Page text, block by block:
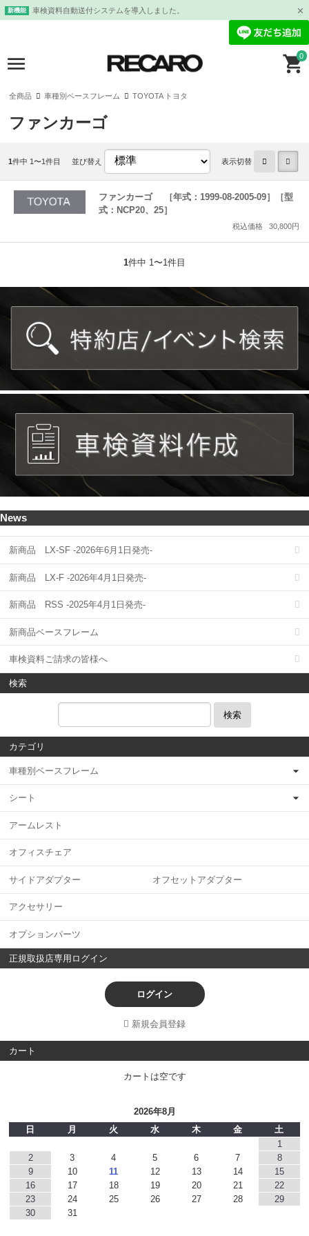
新機能 車検資料自動送付システムを導入しました。
0
全商品 車種別ベースフレーム TOYOTA トヨタ
ファンカーゴ
1件中 1〜1件目 並び替え 表示切替
ファンカーゴ ［年式：1999-08-2005-09］［型
式：NCP20、25］
税込価格 30,800円
1件中 1〜1件目
News
新商品 LX-SF -2026年6月1日発売-
新商品 LX-F -2026年4月1日発売-
新商品 RSS -2025年4月1日発売-
新商品ベースフレーム
車検資料ご請求の皆様へ
検索
検索
カテゴリ
車種別ベースフレーム
シート
アームレスト
オフィスチェア
サイドアダプター オフセットアダプター
アクセサリー
オプションパーツ
正規取扱店専用ログイン
ログイン
新規会員登録
カート
カートは空です
2026年8月
日
月 火 水 木 金
土
1
2
3 4 5 6 7
8
9
10 11 12 13 14
15
16
17 18 19 20 21
22
23
24 25 26 27 28
29
30
31